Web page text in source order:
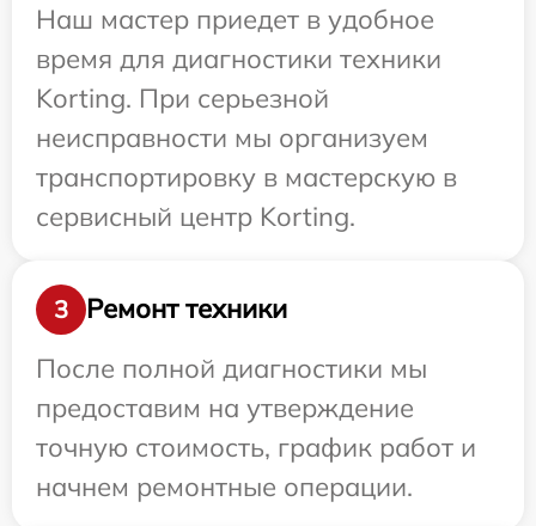
Наш мастер приедет в удобное
время для диагностики техники
Korting. При серьезной
неисправности мы организуем
транспортировку в мастерскую в
сервисный центр Korting.
3
Ремонт техники
После полной диагностики мы
предоставим на утверждение
точную стоимость, график работ и
начнем ремонтные операции.